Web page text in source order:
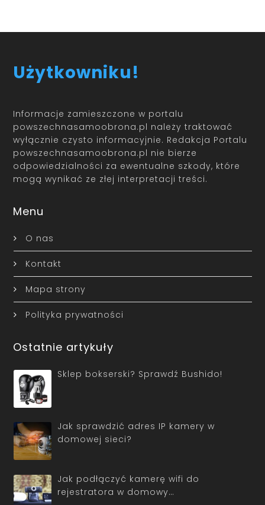
Użytkowniku!
Informacje zamieszczone w portalu
powszechnasamoobrona.pl należy traktować
wyłącznie czysto informacyjnie. Redakcja Portalu
powszechnasamoobrona.pl nie bierze
odpowiedzialności za ewentualne szkody, które
mogą wynikać ze złej interpretacji treści.
Menu
O nas
Kontakt
Mapa strony
Polityka prywatności
Ostatnie artykuły
Sklep bokserski? Sprawdź Bushido!
Jak sprawdzić adres IP kamery w
domowej sieci?
Jak podłączyć kamerę wifi do
rejestratora w domowy…